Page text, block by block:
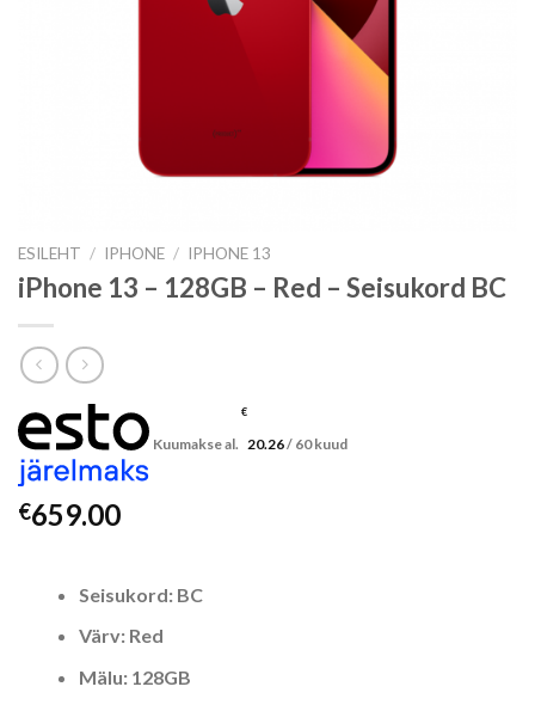
ESILEHT / IPHONE / IPHONE 13
iPhone 13 – 128GB – Red – Seisukord BC
Kuumakse al.
€
20.26/ 60 kuud
€659.00
Seisukord: BC
Värv: Red
Mälu: 128GB